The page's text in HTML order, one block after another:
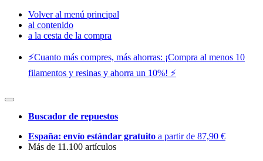
Volver al menú principal
al contenido
a la cesta de la compra
⚡️Cuanto más compres, más ahorras: ¡Compra al menos 10
filamentos y resinas y ahorra un 10%! ⚡️
Buscador de repuestos
España: envío estándar gratuito a partir de 87,90 €
Más de 11.100 artículos